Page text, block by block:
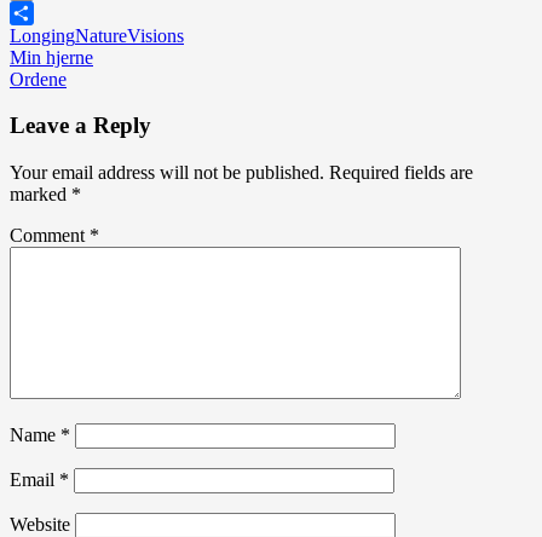
Email
Share
LongingNatureVisions
Post
navigation
Min hjerne
Ordene
Leave a Reply
Your email address will not be published. Required fields are
marked *
Comment *
Name *
Email *
Website